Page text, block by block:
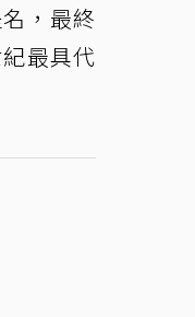
，最終
最具代